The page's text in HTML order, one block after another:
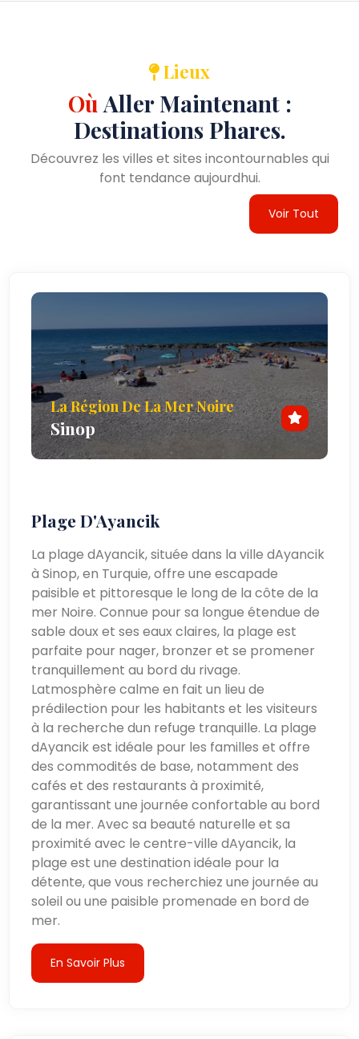
Lieux
Où Aller Maintenant :
Destinations Phares.
Découvrez les villes et sites incontournables qui
font tendance aujourdhui.
Voir Tout
La Région De La Mer Noire
Sinop
Plage D'Ayancik
La plage dAyancik, située dans la ville dAyancik
à Sinop, en Turquie, offre une escapade
paisible et pittoresque le long de la côte de la
mer Noire. Connue pour sa longue étendue de
sable doux et ses eaux claires, la plage est
parfaite pour nager, bronzer et se promener
tranquillement au bord du rivage.
Latmosphère calme en fait un lieu de
prédilection pour les habitants et les visiteurs
à la recherche dun refuge tranquille. La plage
dAyancik est idéale pour les familles et offre
des commodités de base, notamment des
cafés et des restaurants à proximité,
garantissant une journée confortable au bord
de la mer. Avec sa beauté naturelle et sa
proximité avec le centre-ville dAyancik, la
plage est une destination idéale pour la
détente, que vous recherchiez une journée au
soleil ou une paisible promenade en bord de
mer.
En Savoir Plus